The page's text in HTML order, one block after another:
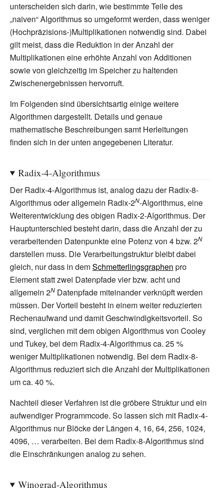
unterscheiden sich darin, wie bestimmte Teile des
„naiven“ Algorithmus so umgeformt werden, dass weniger
(Hochpräzisions-)Multiplikationen notwendig sind. Dabei
gilt meist, dass die Reduktion in der Anzahl der
Multiplikationen eine erhöhte Anzahl von Additionen
sowie von gleichzeitig im Speicher zu haltenden
Zwischenergebnissen hervorruft.
Im Folgenden sind übersichtsartig einige weitere
Algorithmen dargestellt. Details und genaue
mathematische Beschreibungen samt Herleitungen
finden sich in der unten angegebenen Literatur.
Radix-4-Algorithmus
Der Radix-4-Algorithmus ist, analog dazu der Radix-8-
Algorithmus oder allgemein Radix-2N-Algorithmus, eine
Weiterentwicklung des obigen Radix-2-Algorithmus. Der
Hauptunterschied besteht darin, dass die Anzahl der zu
verarbeitenden Datenpunkte eine Potenz von 4 bzw. 2N
darstellen muss. Die Verarbeitungstruktur bleibt dabei
gleich, nur dass in demSchmetterlingsgraphen pro
Element statt zwei Datenpfade vier bzw. acht und
allgemein 2N Datenpfade miteinander verknüpft werden
müssen. Der Vorteil besteht in einem weiter reduzierten
Rechenaufwand und damit Geschwindigkeitsvorteil. So
sind, verglichen mit dem obigen Algorithmus von Cooley
und Tukey, bei dem Radix-4-Algorithmus ca. 25%
weniger Multiplikationen notwendig. Bei dem Radix-8-
Algorithmus reduziert sich die Anzahl der Multiplikationen
um ca. 40 %.
Nachteil dieser Verfahren ist die gröbere Struktur und ein
aufwendiger Programmcode. So lassen sich mit Radix-4-
Algorithmus nur Blöcke der Längen 4, 16, 64, 256, 1024,
4096, … verarbeiten. Bei dem Radix-8-Algorithmus sind
die Einschränkungen analog zu sehen.
Winograd-Algorithmus